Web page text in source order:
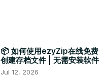
📦 如何使用ezyZip在线免费
创建存档文件 | 无需安装软件
Jul 12, 2026